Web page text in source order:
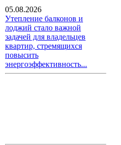
05.08.2026
Утепление балконов и
лоджий стало важной
задачей для владельцев
квартир, стремящихся
повысить
энергоэффективность...